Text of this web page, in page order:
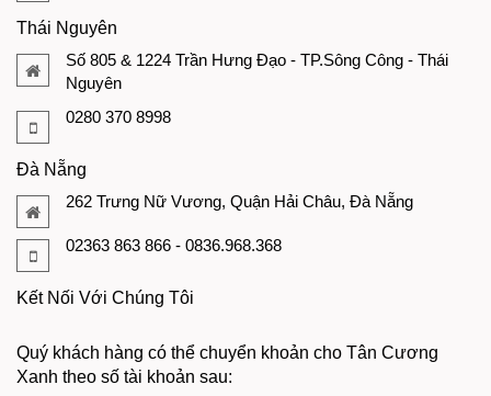
Thái Nguyên
Số 805 & 1224 Trần Hưng Đạo - TP.Sông Công - Thái
Nguyên
0280 370 8998
Đà Nẵng
262 Trưng Nữ Vương, Quận Hải Châu, Đà Nẵng
02363 863 866 - 0836.968.368
Kết Nối Với Chúng Tôi
Quý khách hàng có thể chuyển khoản cho Tân Cương
Xanh theo số tài khoản sau: